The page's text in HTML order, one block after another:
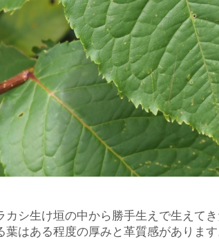
カシ生け垣の中から勝手生えで生えて
葉はある程度の厚みと革質感がありま